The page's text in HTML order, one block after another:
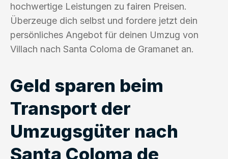
hochwertige Leistungen zu fairen Preisen.
Überzeuge dich selbst und fordere jetzt dein
persönliches Angebot für deinen Umzug von
Villach nach Santa Coloma de Gramanet an.
Geld sparen beim
Transport der
Umzugsgüter nach
Santa Coloma de